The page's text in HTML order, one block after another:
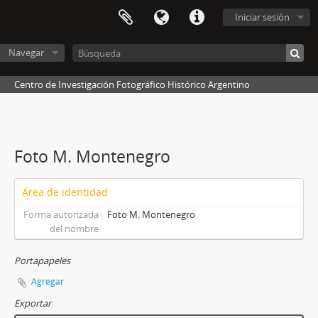
Iniciar sesión
Navegar
Centro de Investigación Fotográfico Histórico Argentino
Foto M. Montenegro
Área de identidad
Forma autorizada
del nombre
Foto M. Montenegro
Portapapeles
Agregar
Exportar